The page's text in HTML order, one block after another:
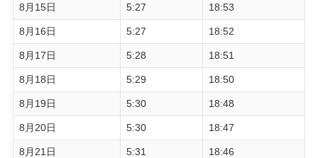
8月15日 5:27 18:53
8月16日 5:27 18:52
8月17日 5:28 18:51
8月18日 5:29 18:50
8月19日 5:30 18:48
8月20日 5:30 18:47
8月21日 5:31 18:46